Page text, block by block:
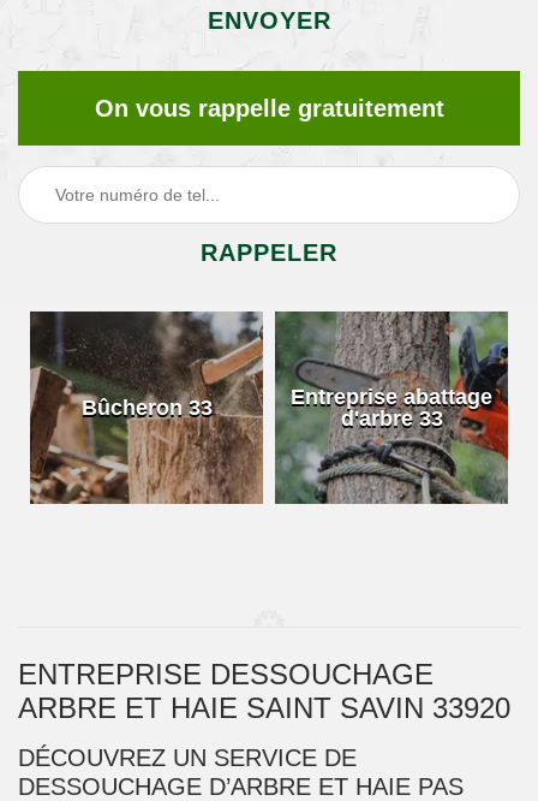
On vous rappelle gratuitement
Bûcheron 33
Entreprise abattage
d'arbre 33
ENTREPRISE DESSOUCHAGE
ARBRE ET HAIE SAINT SAVIN 33920
DÉCOUVREZ UN SERVICE DE
DESSOUCHAGE D’ARBRE ET HAIE PAS